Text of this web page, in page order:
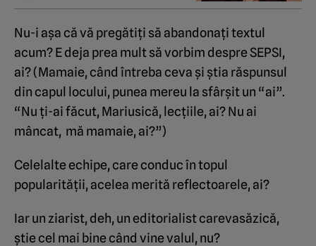
Nu-i așa că vă pregătiți să abandonați textul
acum? E deja prea mult să vorbim despre SEPSI,
ai? (Mamaie, când întreba ceva și știa răspunsul
din capul locului, punea mereu la sfârșit un “ai”.
“Nu ți-ai făcut, Mariusică, lecțiile, ai? Nu ai
mâncat, mă mamaie, ai?”)
Celelalte echipe, care conduc în topul
popularității, acelea merită reflectoarele, ai?
Iar un ziarist, deh, un editorialist carevasăzică,
știe cel mai bine când vine valul, nu?